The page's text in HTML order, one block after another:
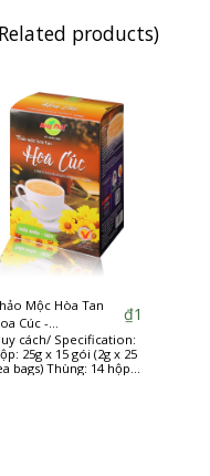
products)
Mộc Hòa Tan
Cúc -
herbs
₫1
cách/ Specification:
25g x 15 gói (2g x 25
bags) Thùng: 14 hộp